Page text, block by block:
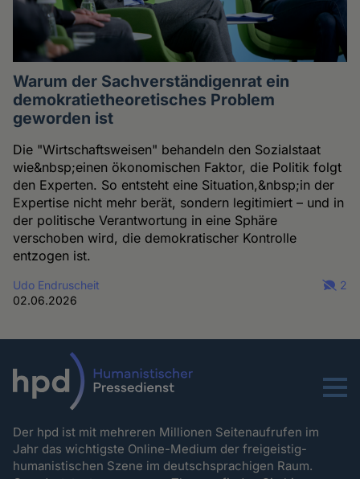
Warum der Sachverständigenrat ein
demokratietheoretisches Problem
geworden ist
Die "Wirtschaftsweisen" behandeln den Sozialstaat
wie&nbsp;einen ökonomischen Faktor, die Politik folgt
den Experten. So entsteht eine Situation,&nbsp;in der
Expertise nicht mehr berät, sondern legitimiert – und in
der politische Verantwortung in eine Sphäre
verschoben wird, die demokratischer Kontrolle
entzogen ist.
Udo Endruscheit
02.06.2026
2
Menu
Der hpd ist mit mehreren Millionen Seitenaufrufen im
Jahr das wichtigste Online-Medium der freigeistig-
humanistischen Szene im deutschsprachigen Raum.